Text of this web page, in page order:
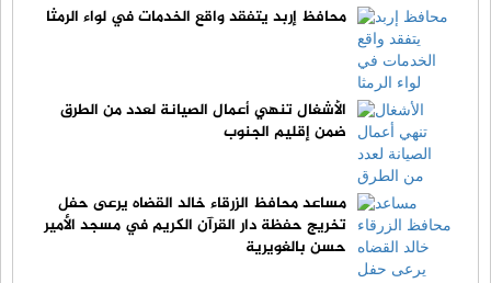
محافظ إربد يتفقد واقع الخدمات في لواء الرمثا
الأشغال تنهي أعمال الصيانة لعدد من الطرق
ضمن إقليم الجنوب
مساعد محافظ الزرقاء خالد القضاه يرعى حفل
تخريج حفظة دار القرآن الكريم في مسجد الأمير
حسن بالغويرية